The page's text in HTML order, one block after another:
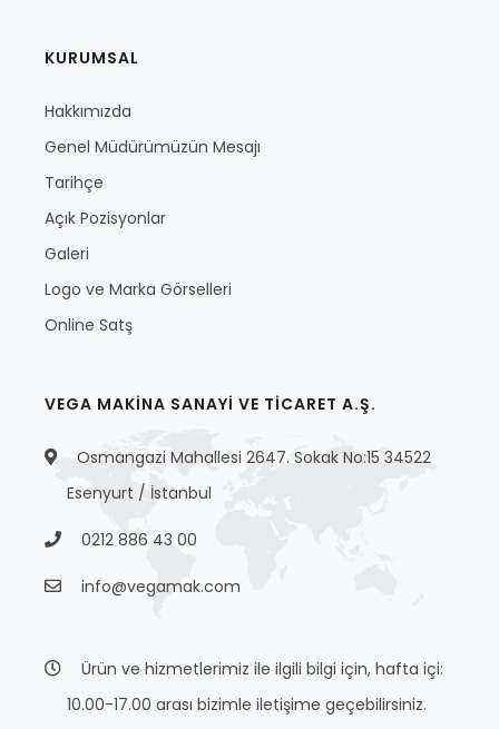
KURUMSAL
Hakkımızda
Genel Müdürümüzün Mesajı
Tarihçe
Açık Pozisyonlar
Galeri
Logo ve Marka Görselleri
Online Satş
VEGA MAKİNA SANAYİ VE TİCARET A.Ş.
Osmangazi Mahallesi 2647. Sokak No:15 34522
Esenyurt / İstanbul
0212 886 43 00
info@vegamak.com
Ürün ve hizmetlerimiz ile ilgili bilgi için, hafta içi:
10.00-17.00 arası bizimle iletişime geçebilirsiniz.